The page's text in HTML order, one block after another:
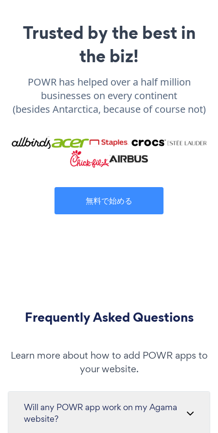
Trusted by the best in
the biz!
POWR has helped over a half million
businesses on every continent
(besides Antarctica, because of course not)
無料で始める
Frequently Asked Questions
Learn more about how to add POWR apps to
your website.
Will any POWR app work on my Agama
website?